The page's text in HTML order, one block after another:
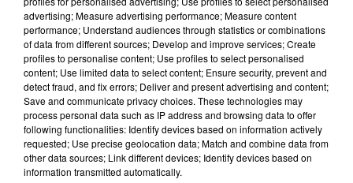
l’époque un ‘vrai’ groupe. Un groupe qui composerait des
chansons personnelles, empreintes d’émotion, dans le but
de toucher les gens. The Silencers était né et les voici
aujourd’hui de retour avec un dixième album : Silent
Highway.
La recette reste inchangée. Des morceaux méticuleusement
fabriqués de manière artisanale, des mélodies exaltantes et
des textes sensibles. Les douze titres qui composent Silent
Highway vous marqueront et feront corps avec vous - un
advertising; Measure advertising performance; Measure content
performance; Understand audiences through statistics or combinations
of data from different sources; Develop and improve services; Create
profiles to personalise content; Use profiles to select personalised
content; Use limited data to select content; Ensure security, prevent and
detect fraud, and fix errors; Deliver and present advertising and content;
Save and communicate privacy choices. These technologies may
process personal data such as IP address and browsing data to offer
following functionalities: Identify devices based on information actively
requested; Use precise geolocation data; Match and combine data from
other data sources; Link different devices; Identify devices based on
information transmitted automatically.